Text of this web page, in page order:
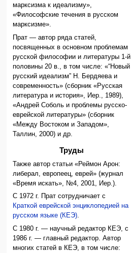
марксизма к идеализму»,
«Философские течения в русском
марксизме».
Прат — автор ряда статей,
посвященных в основном проблемам
русской философии и литературы 1-й
половины 20 в., в том числе: «“Новый
русский идеализм” Н. Бердяева и
современность» (сборник «Русская
литература и история», Иер., 1989),
«Андрей Соболь и проблемы русско-
еврейской литературы» (сборник
«Между Востоком и Западом»,
Таллин, 2000) и др.
Труды
Также автор статьи «Реймон Арон:
либерал, европеец, еврей» (журнал
«Время искать», №4, 2001, Иер.).
С 1972 г. Прат сотрудничает с
Краткой еврейской энциклопедией на
русском языке (КЕЭ).
С 1980 г. — научный редактор КЕЭ, с
1986 г. — главный редактор. Автор
многих статей в КЕЭ, в том числе: